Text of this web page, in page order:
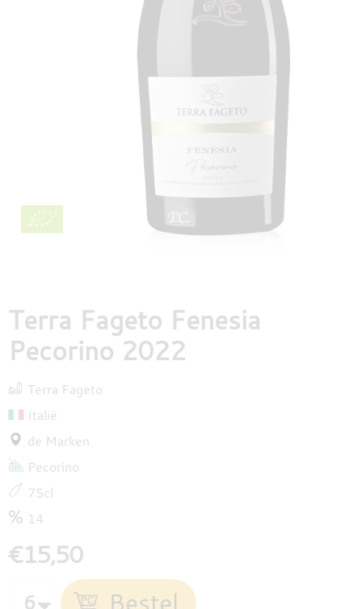
Terra Fageto Fenesia
Pecorino 2022
Terra Fageto
Italië
de Marken
Pecorino
75cl
14
€15,50